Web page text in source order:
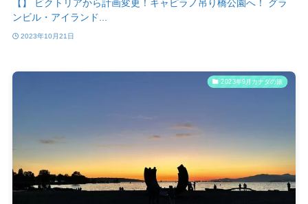
【】 ビクトリアから計画変更！キャピラノ吊り橋公園へ！ グラ
ンビル・アイランド...
2023年10月21日
2023年9月カナダの旅